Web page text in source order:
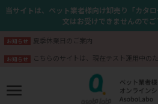
当サイトは、ペット業者様向け卸売り「カタ
文はお受けできませんのでご
お知らせ 夏季休業日のご案内
お知らせ こちらのサイトは、現在テスト運用中の